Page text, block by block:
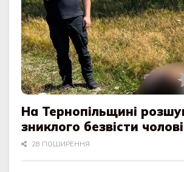
На Тернопільщині
зниклого безвісти
28 ПОШИРЕННЯ